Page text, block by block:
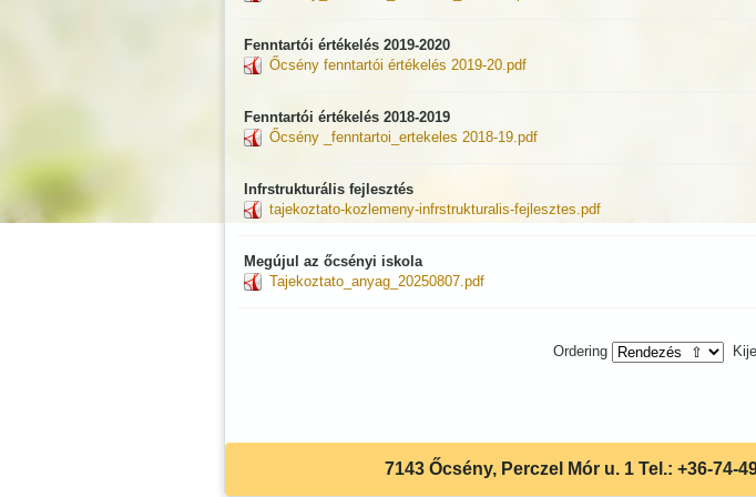
Fenntartói értékelés 2019-2020
Őcsény fenntartói értékelés 2019-20.pdf
Fenntartói értékelés 2018-2019
Őcsény _fenntartoi_ertekeles 2018-19.pdf
Infrstrukturális fejlesztés
tajekoztato-kozlemeny-infrstrukturalis-fejlesztes.pdf
Megújul az őcsényi iskola
Tajekoztato_anyag_20250807.pdf
Ordering
7143 Őcsény, Perczel Mór u. 1 Tel.: +36-